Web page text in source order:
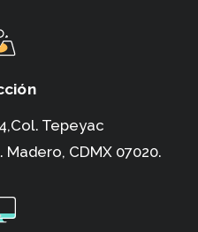
Tepeyac
Madero, CDMX 07020.